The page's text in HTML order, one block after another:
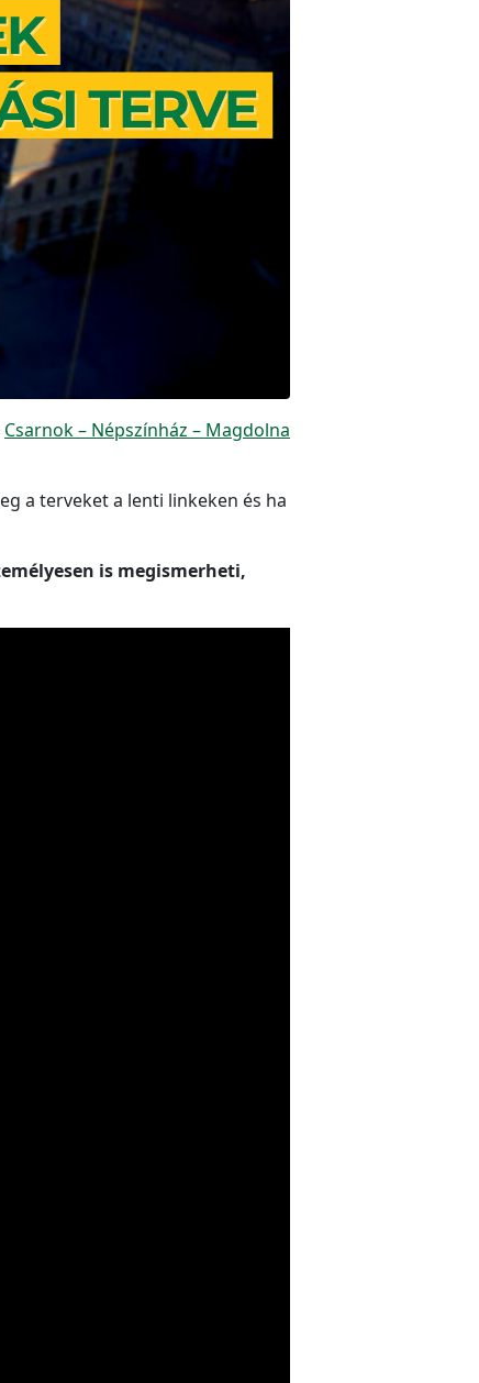
Csarnok – Népszínház – Magdolna
a terveket a lenti linkeken és ha
is megismerheti,